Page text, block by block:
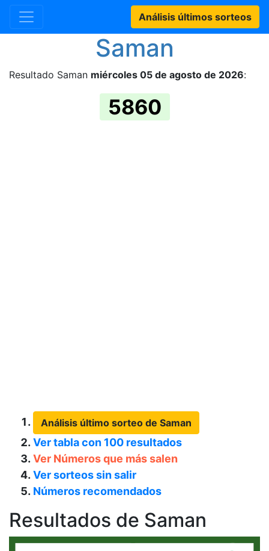
Análisis últimos sorteos
Saman
Resultado Saman miércoles 05 de agosto de 2026:
5860
Análisis último sorteo de Saman
Ver tabla con 100 resultados
Ver Números que más salen
Ver sorteos sin salir
Números recomendados
Resultados de Saman